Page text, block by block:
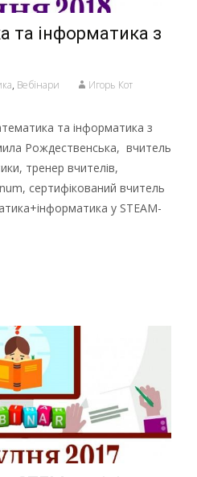
та інформатика з
, Вебінари Игорь Кот
та інформатика з
Рождественська, вчитель
тренер вчителів,
сертифікований вчитель
у STEAM-